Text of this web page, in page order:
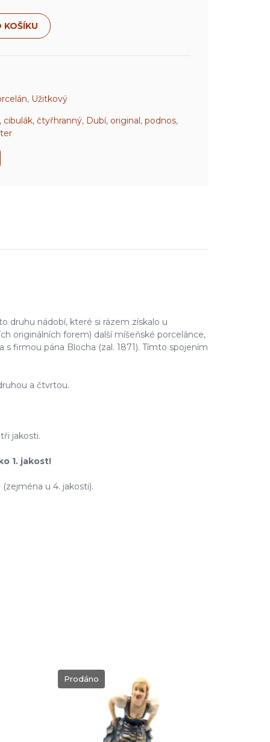
, Užitkový
, cibulák, čtyřhranný, Dubí, original, podnos,
druhu nádobí, které si rázem získalo u
originálních forem) další míšeňské porcelánce,
firmou pána Blocha (zal. 1871). Tímto spojením
a čtvrtou.
jakosti.
1. jakost!
u 4. jakosti).
Prodáno